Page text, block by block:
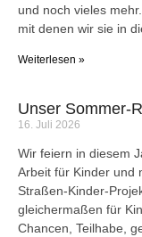
und noch vieles
mit denen wir sie in
Weiterlesen »
Unser Sommer-
16. Juli 2026
Wir feiern in diesem
Arbeit für Kinder und
Straßen-Kinder-
gleichermaßen für
Chancen, Teilhabe,